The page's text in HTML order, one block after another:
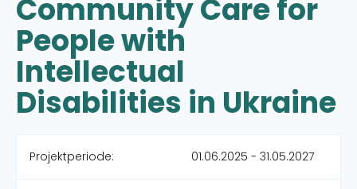
Community Care for
People with
Intellectual
Disabilities in Ukraine
Projektperiode: 01.06.2025 - 31.05.2027